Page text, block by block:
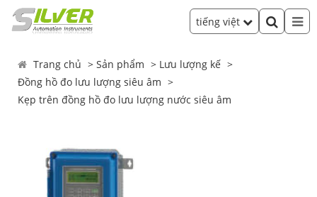
tiếng việt
Trang chủ Sản phẩm
Lưu lượng kế
Đồng hồ đo lưu lượng siêu âm
Kẹp trên đồng hồ đo lưu lượng nước siêu âm